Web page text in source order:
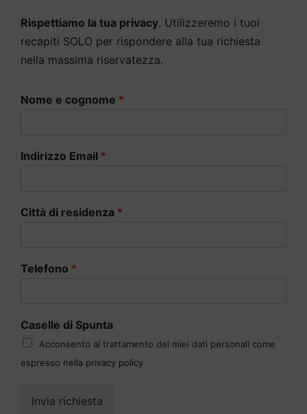
Rispettiamo la tua privacy. Utilizzeremo i tuoi
recapiti SOLO per rispondere alla tua richiesta
nella massima riservatezza.
Nome e cognome *
Indirizzo Email *
Città di residenza *
Telefono *
Caselle di Spunta
Acconsento al trattamento dei miei dati personali come
espresso nella privacy policy
Invia richiesta